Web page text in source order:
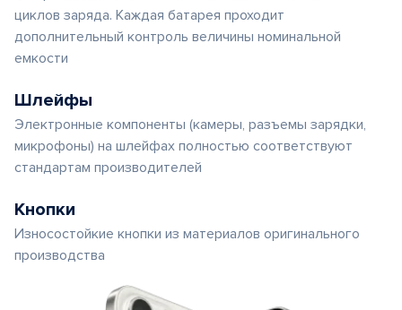
циклов заряда. Каждая батарея проходит
дополнительный контроль величины номинальной
емкости
Шлейфы
Электронные компоненты (камеры, разъемы зарядки,
микрофоны) на шлейфах полностью соответствуют
стандартам производителей
Кнопки
Износостойкие кнопки из материалов оригинального
производства